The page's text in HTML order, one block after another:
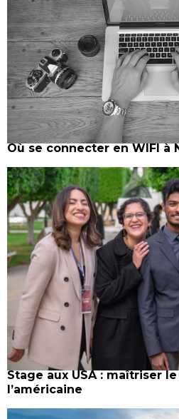
Où se connecter en WIFI à
Stage aux USA : maîtriser
l’américaine